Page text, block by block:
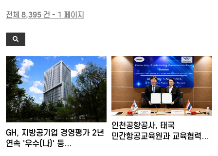
전체 8,395 건 - 1 페이지
GH, 지방공기업 경영평가 2년
연속 '우수(나)' 등…
인천공항공사, 태국
민간항공교육원과 교육협력